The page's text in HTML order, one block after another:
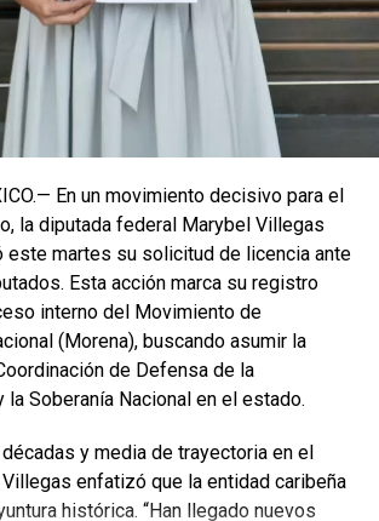
del estado.
Agencia de Noticias
En un movimiento decisivo para el
la diputada federal Marybel Villegas
este martes su solicitud de licencia ante
Esta acción marca su registro
interno del Movimiento de
(Morena), buscando asumir la
de Defensa de la
la Soberanía Nacional en el estado.
y media de trayectoria en el
enfatizó que la entidad caribeña
histórica. “Han llegado nuevos